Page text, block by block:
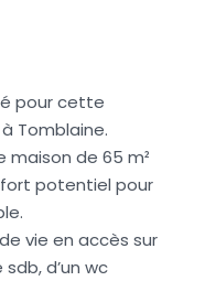
pour cette
Tomblaine.
de 65 m²
potentiel pour
vie en accès sur
d’un wc